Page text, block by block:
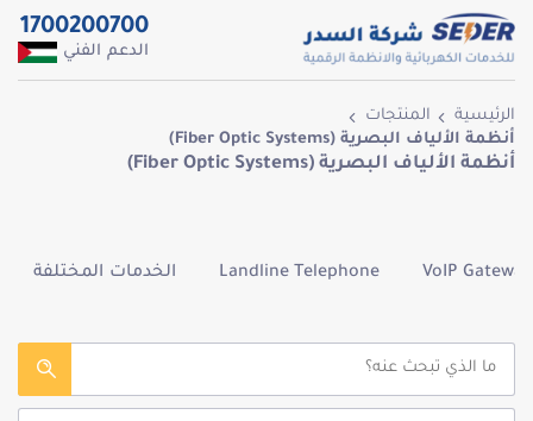
1700200700
الدعم الفني
الرئيسية
المنتجات
أنظمة الألياف البصرية (Fiber Optic Systems)
أنظمة الألياف البصرية (Fiber Optic Systems)
VoIP Gateway
Landline Telephone الخدمات المختلفة